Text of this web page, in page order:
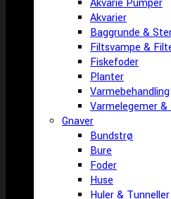
Akvarie Pumper
Akvarier
Baggrunde &
Filtsvampe &
Fiskefoder
Planter
Varmebehandling
Varmelegemer &
Gnaver
Bundstrø
Bure
Foder
Huse
Huler & Tunneller